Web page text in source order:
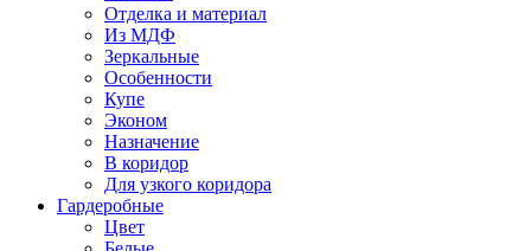
Отделка и материал
Из МДФ
Зеркальные
Особенности
Купе
Эконом
Назначение
В коридор
Для узкого коридора
Гардеробные
Цвет